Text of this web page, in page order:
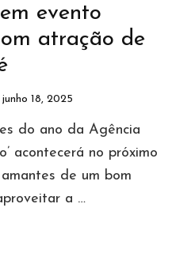
evento
atração de
junho 18, 2025
do ano da Agência
acontecerá no próximo
de um bom
a …